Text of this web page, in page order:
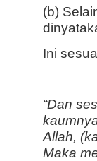
(b)
Ini
“Dan
Allah,
Maka